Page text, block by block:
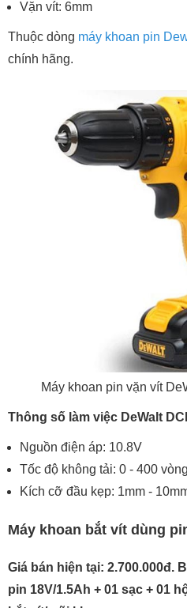
Vặn vít: 6mm
Thuộc dòng máy khoan pin
chính hãng.
Máy khoan pin vặn vít
Thông số làm việc DeWalt
Nguồn điện áp: 10.8V
Tốc độ không tải: 0 - 400
Kích cỡ đầu kẹp: 1mm -
Máy khoan bắt vít dùng
Giá bán hiện tại: 2.700.000đ.
pin 18V/1.5Ah + 01 sạc + 01